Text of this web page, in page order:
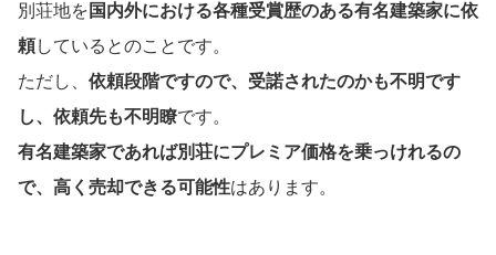
別荘地を 国内外における各種受賞歴のある有名建築家に依
頼しているとのことです。
ただし、 依頼段階ですので、受諾されたのかも不明です
し、依頼先も不明瞭です。
有名建築家であれば別荘にプレミア価格を乗っけれるの
で、高く売却できる可能性はあります。